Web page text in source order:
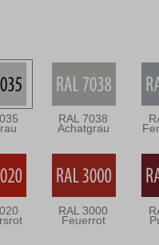
RAL 7038
Achatgrau
RAL 3000
Feuerrot